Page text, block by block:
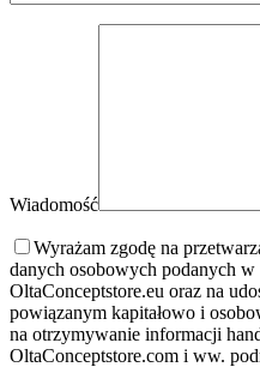
Wiadomość
Wyrażam zgodę na
danych osobowych podanych
OltaConceptstore.eu oraz na
powiązanym kapitałowo i
na otrzymywanie informacji
OltaConceptstore.com i ww.